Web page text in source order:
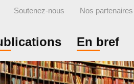
Soutenez-nous Nos partenaires
En bref